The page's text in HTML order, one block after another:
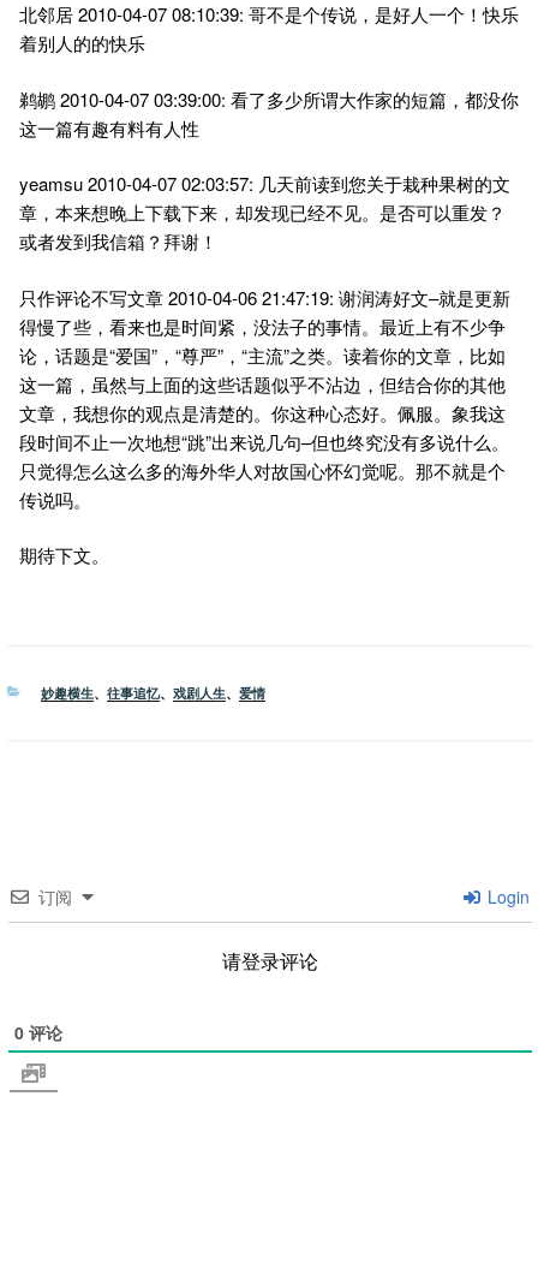
北邻居 2010-04-07 08:10:39: 哥不是个传说，是好人一个！快乐
着别人的的快乐
鹈鹕 2010-04-07 03:39:00: 看了多少所谓大作家的短篇，都没你
这一篇有趣有料有人性
yeamsu 2010-04-07 02:03:57: 几天前读到您关于栽种果树的文
章，本来想晚上下载下来，却发现已经不见。是否可以重发？
或者发到我信箱？拜谢！
只作评论不写文章 2010-04-06 21:47:19: 谢润涛好文–就是更新
得慢了些，看来也是时间紧，没法子的事情。最近上有不少争
论，话题是“爱国”，“尊严”，“主流”之类。读着你的文章，比如
这一篇，虽然与上面的这些话题似乎不沾边，但结合你的其他
文章，我想你的观点是清楚的。你这种心态好。佩服。象我这
段时间不止一次地想“跳”出来说几句–但也终究没有多说什么。
只觉得怎么这么多的海外华人对故国心怀幻觉呢。那不就是个
传说吗。
期待下文。
分
妙趣横生、 往事追忆、 戏剧人生、 爱情
订阅 Login
请登录评论
0 评论